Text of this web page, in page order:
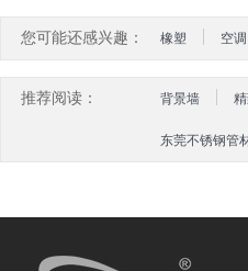
您可能还感兴趣： 橡塑 空调
推荐阅读： 背景墙
东莞不锈钢管